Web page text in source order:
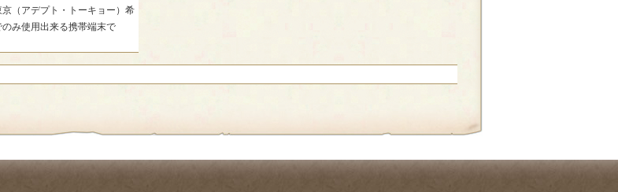
（アデプト・トーキョー）希
み使用出来る携帯端末で